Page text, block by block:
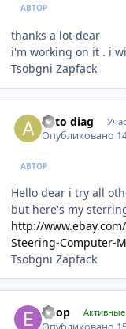
АВТОР
thanks a lot dear
i'm working on it . i
Tsobgni Zapfack
auto diag
Опубликовано
АВТОР
Hello dear i try all
but here's my
http://
Steering-Computer-
Tsobgni Zapfack
efiop